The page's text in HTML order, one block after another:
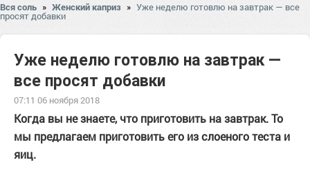
Вся соль » Женский каприз » Уже неделю готовлю на завтрак — все
просят добавки
Уже неделю готовлю на завтрак —
все просят добавки
07:11 06 ноября 2018
Когда вы не знаете, что приготовить на завтрак. То
мы предлагаем приготовить его из слоеного теста и
яиц.